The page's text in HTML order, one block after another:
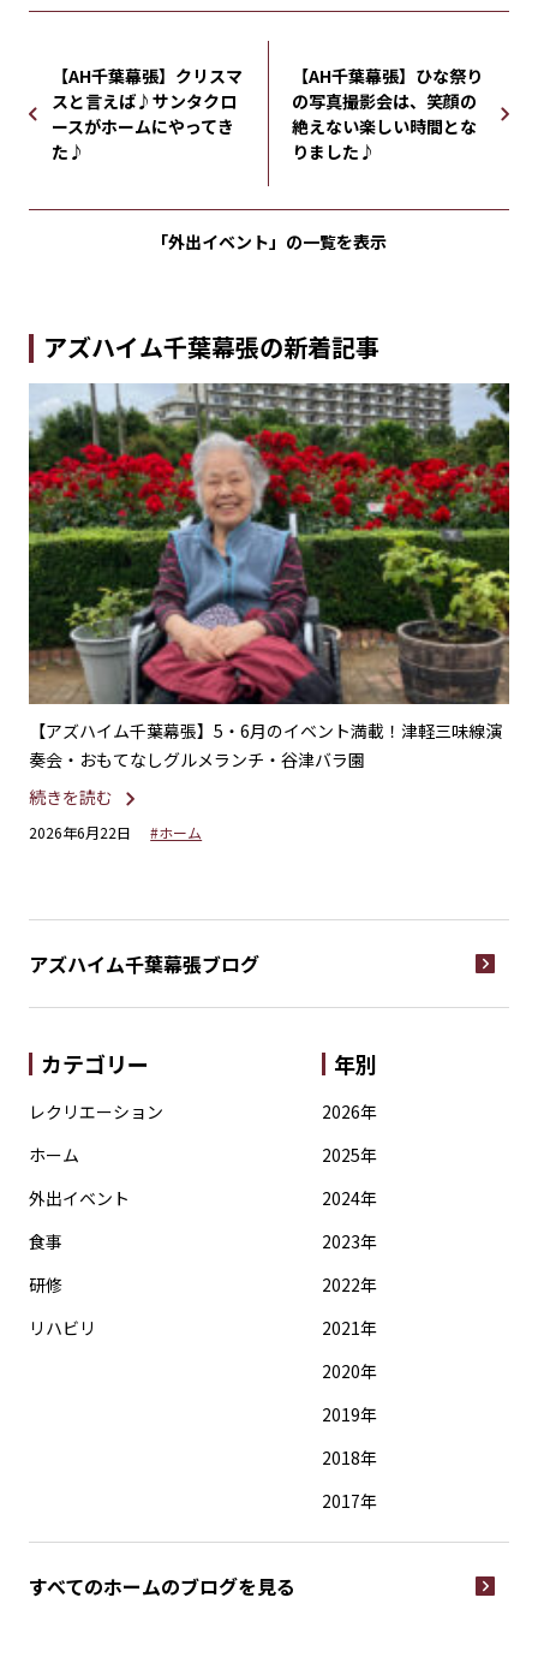
【AH千葉幕張】クリスマ
スと言えば♪サンタクロ
ースがホームにやってき
た♪
【AH千葉幕張】ひな祭り
の写真撮影会は、笑顔の
絶えない楽しい時間とな
りました♪
「外出イベント」の一覧を表示
アズハイム千葉幕張の新着記事
【アズハイム千葉幕張】5・6月のイベント満載！津軽三味線演
奏会・おもてなしグルメランチ・谷津バラ園
続きを読む
2026年6月22日 #ホーム
アズハイム千葉幕張ブログ
カテゴリー
レクリエーション
ホーム
外出イベント
食事
研修
リハビリ
年別
2026年
2025年
2024年
2023年
2022年
2021年
2020年
2019年
2018年
2017年
すべてのホームのブログを見る